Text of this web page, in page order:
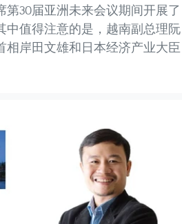
第30届亚洲未来会议期间开展了
中值得注意的是，越南副总理阮
相岸田文雄和日本经济产业大臣